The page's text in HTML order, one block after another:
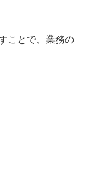
ことで、業務の